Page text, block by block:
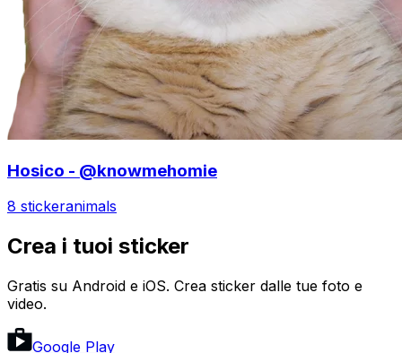
Hosico - @knowmehomie
8 stickeranimals
Crea i tuoi sticker
Gratis su Android e iOS. Crea sticker dalle tue foto e
video.
Google Play